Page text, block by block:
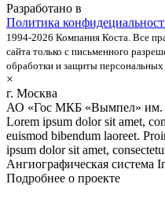
Разработано в
Политика
1994-2026 Компания Коста. Все
сайта только с письменного
обработки и защиты персональных
×
г. Москва
АО «Гос МКБ «Вымпел» им.
Lorem ipsum dolor sit amet,
euismod bibendum laoreet.
ipsum dolor sit amet,
Ангиографическая система
Подробнее о проекте